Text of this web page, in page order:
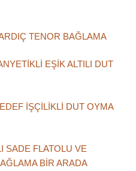
TENOR BAĞLAMA
EŞİK ALTILI DUT
İŞÇİLİKLİ DUT OYMA
SADE FLATOLU VE
BİR ARADA